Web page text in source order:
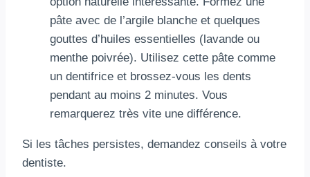
pâte avec de l’argile blanche et quelques
gouttes d’huiles essentielles (lavande ou
menthe poivrée). Utilisez cette pâte comme
un dentifrice et brossez-vous les dents
pendant au moins 2 minutes. Vous
remarquerez très vite une différence.
Si les tâches persistes, demandez conseils à votre
dentiste.